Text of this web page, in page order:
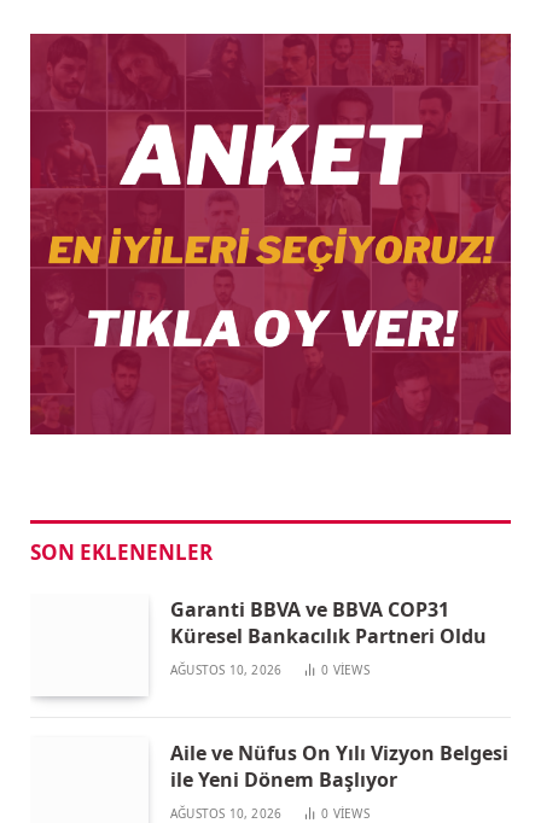
SON EKLENENLER
Garanti BBVA ve BBVA COP31
Küresel Bankacılık Partneri Oldu
AĞUSTOS 10, 2026 0 VIEWS
Aile ve Nüfus On Yılı Vizyon Belgesi
ile Yeni Dönem Başlıyor
AĞUSTOS 10, 2026 0 VIEWS